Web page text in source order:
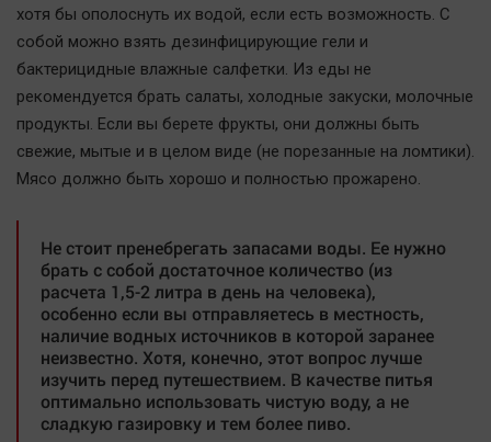
Афиша
Блогеркуль
Быстрый медиазавод
Вирус чтения
Гороскоп
ЖКХ
Интервью
Качество жизни
Конкурс
Народная журналистика
Наука
хотя бы ополоснуть их водой, если есть возможность. С
собой можно взять дезинфицирующие гели и
бактерицидные влажные салфетки. Из еды не
рекомендуется брать салаты, холодные закуски, молочные
продукты. Если вы берете фрукты, они должны быть
свежие, мытые и в целом виде (не порезанные на ломтики).
Мясо должно быть хорошо и полностью прожарено.
Не стоит пренебрегать запасами воды. Ее нужно
брать с собой достаточное количество (из
расчета 1,5-2 литра в день на человека),
особенно если вы отправляетесь в местность,
наличие водных источников в которой заранее
неизвестно. Хотя, конечно, этот вопрос лучше
изучить перед путешествием. В качестве питья
оптимально использовать чистую воду, а не
сладкую газировку и тем более пиво.